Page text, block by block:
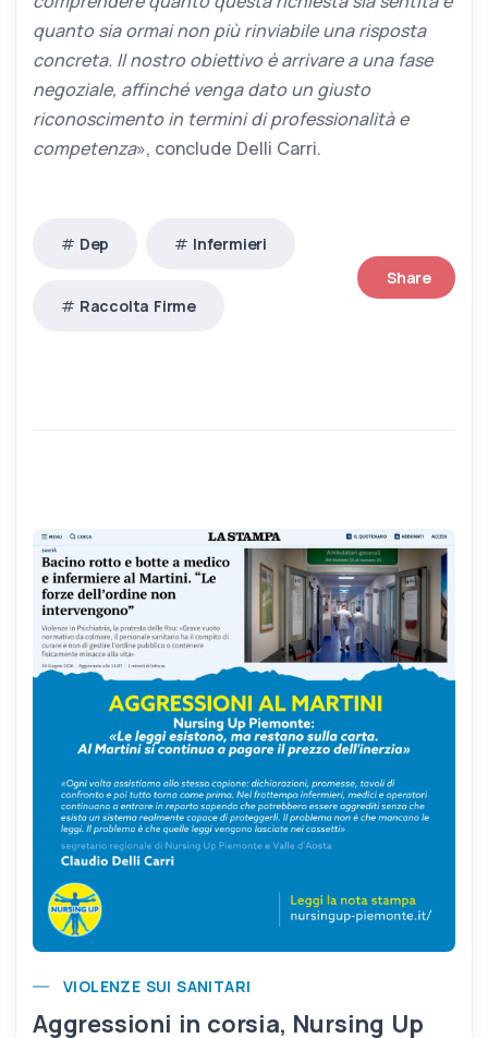
quanto sia ormai non più rinviabile una risposta
concreta. Il nostro obiettivo è arrivare a una fase
negoziale, affinché venga dato un giusto
riconoscimento in termini di professionalità e
competenza», conclude Delli Carri.
Dep Infermieri
Raccolta Firme
Share
VIOLENZE SUI SANITARI
Aggressioni in corsia, Nursing Up